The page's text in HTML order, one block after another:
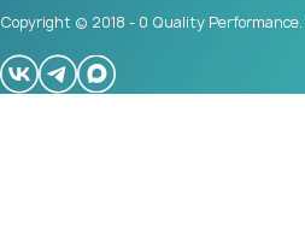
Copyright © 2018 - 0 Quality